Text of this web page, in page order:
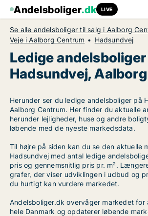
Andelsboliger.dk LIVE
Se alle andelsboliger til salg i Aalborg
Veje i Aalborg Centrum
Hadsundvej
Ledige andelsboliger
Hadsundvej,
Herunder ser du ledige andelsboliger på
Aalborg Centrum. Her finder du aktuelle
herunder lejligheder, huse og andre
løbende med de nyeste markedsdata.
Til højre på siden kan du se den aktuelle
Hadsundvej med antal ledige
pris og gennemsnitlig pris pr. m².
grafer, der viser udviklingen i udbud og
du hurtigt kan vurdere markedet.
Andelsboliger.dk overvåger markedet for
hele Danmark og opdaterer løbende